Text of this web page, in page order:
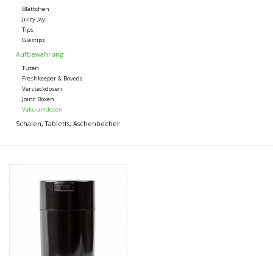
Blättchen
Juicy Jay
Tips
Glastips
Aufbewahrung
Tüten
Freshkeeper & Boveda
Versteckdosen
Joint Boxen
Vakuumdosen
Schalen, Tabletts, Aschenbecher